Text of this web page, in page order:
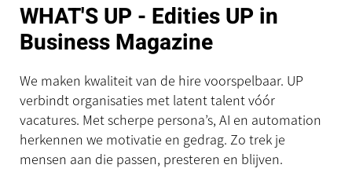
WHAT'S UP - Edities UP in
Business Magazine
We maken kwaliteit van de hire voorspelbaar. UP
verbindt organisaties met latent talent vóór
vacatures. Met scherpe persona’s, AI en automation
herkennen we motivatie en gedrag. Zo trek je
mensen aan die passen, presteren en blijven.